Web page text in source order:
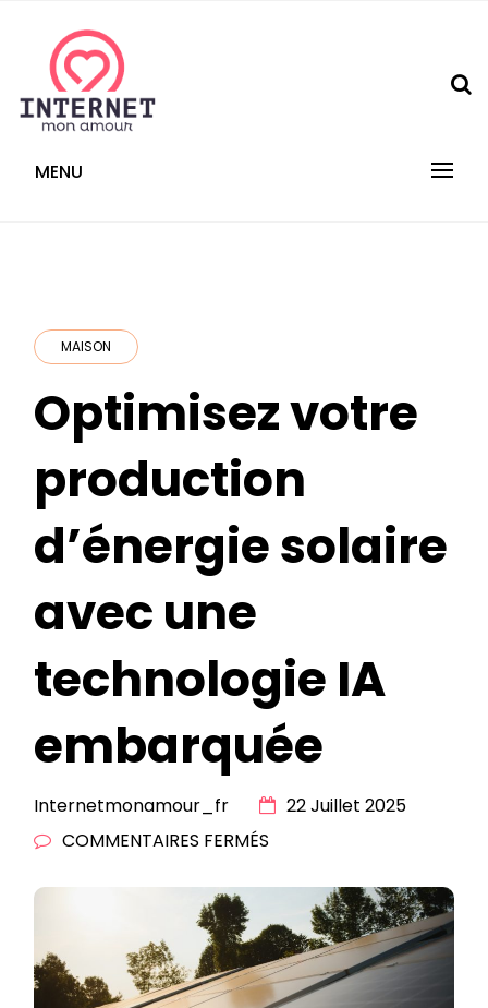
content
internetmonamour.fr
MENU
MAISON
Optimisez votre
production
d’énergie solaire
avec une
technologie IA
embarquée
Internetmonamour_fr
22 Juillet 2025
COMMENTAIRES FERMÉS
VOTRE
PRODUCTION
D’ÉNERGIE
SOLAIRE